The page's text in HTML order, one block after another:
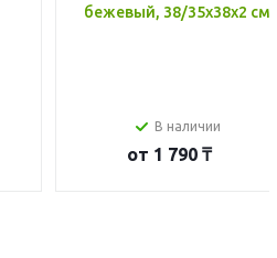
бежевый, 38/35x38x2 см
В наличии
от 1 790 ₸